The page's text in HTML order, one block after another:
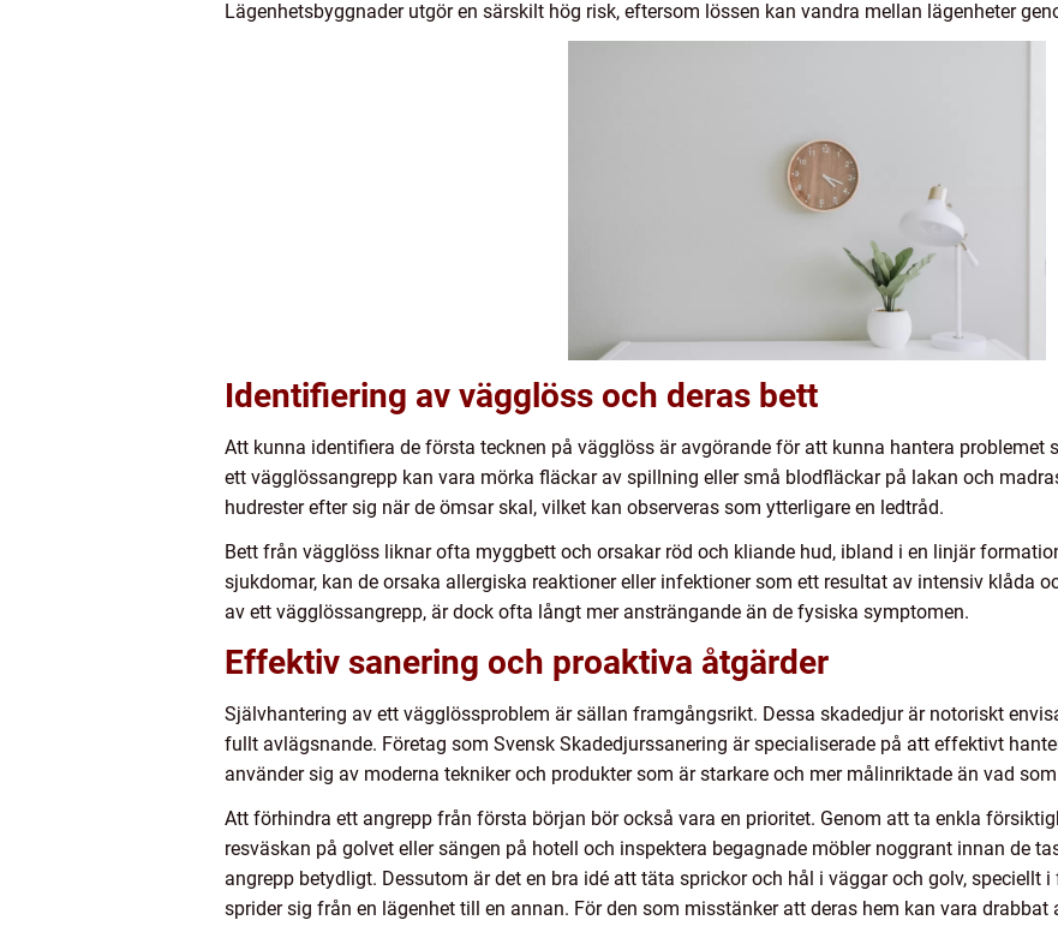
Lägenhetsbyggnader utgör en särskilt hög risk, eftersom lössen kan vandra mellan lägenheter
Identifiering av vägglöss och deras bett
Att kunna identifiera de första tecknen på vägglöss är avgörande för att kunna hantera problemet
ett vägglössangrepp kan vara mörka fläckar av spillning eller små blodfläckar på lakan och
hudrester efter sig när de ömsar skal, vilket kan observeras som ytterligare en ledtråd.
Bett från vägglöss liknar ofta myggbett och orsakar röd och kliande hud, ibland i en linjär
sjukdomar, kan de orsaka allergiska reaktioner eller infektioner som ett resultat av intensiv klåda
av ett vägglössangrepp, är dock ofta långt mer ansträngande än de fysiska symptomen.
Effektiv sanering och proaktiva åtgärder
Självhantering av ett vägglössproblem är sällan framgångsrikt. Dessa skadedjur är notoriskt
fullt avlägsnande. Företag som Svensk Skadedjurssanering är specialiserade på att effektivt
använder sig av moderna tekniker och produkter som är starkare och mer målinriktade än vad
Att förhindra ett angrepp från första början bör också vara en prioritet. Genom att ta enkla
resväskan på golvet eller sängen på hotell och inspektera begagnade möbler noggrant innan de
angrepp betydligt. Dessutom är det en bra idé att täta sprickor och hål i väggar och golv,
sprider sig från en lägenhet till en annan. För den som misstänker att deras hem kan vara drabbat